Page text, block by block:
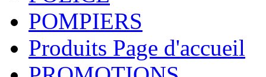
POMPIERS
Produits Page d'accueil